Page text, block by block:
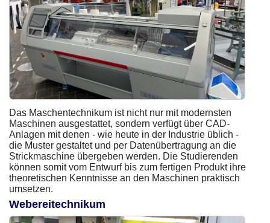
Das Maschentechnikum ist nicht nur mit modernsten
Maschinen ausgestattet, sondern verfügt über CAD-
Anlagen mit denen - wie heute in der Industrie üblich -
die Muster gestaltet und per Datenübertragung an die
Strickmaschine übergeben werden. Die Studierenden
können somit vom Entwurf bis zum fertigen Produkt ihre
theoretischen Kenntnisse an den Maschinen praktisch
umsetzen.
Webereitechnikum